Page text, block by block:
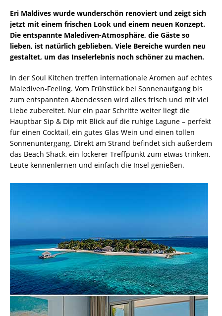
Eri Maldives wurde wunderschön renoviert und zeigt sich
jetzt mit einem frischen Look und einem neuen Konzept.
Die entspannte Malediven-Atmosphäre, die Gäste so
lieben, ist natürlich geblieben. Viele Bereiche wurden neu
gestaltet, um das Inselerlebnis noch schöner zu machen.
In der Soul Kitchen treffen internationale Aromen auf echtes
Malediven-Feeling. Vom Frühstück bei Sonnenaufgang bis
zum entspannten Abendessen wird alles frisch und mit viel
Liebe zubereitet. Nur ein paar Schritte weiter liegt die
Hauptbar Sip & Dip mit Blick auf die ruhige Lagune – perfekt
für einen Cocktail, ein gutes Glas Wein und einen tollen
Sonnenuntergang. Direkt am Strand befindet sich außerdem
das Beach Shack, ein lockerer Treffpunkt zum etwas trinken,
Leute kennenlernen und einfach die Insel genießen.